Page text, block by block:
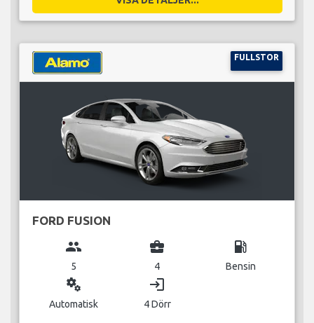
FULLSTOR
FORD FUSION
group
5
business_center
4
local_gas_station
Bensin
miscellaneous_services
Automatisk
login
4 Dörr